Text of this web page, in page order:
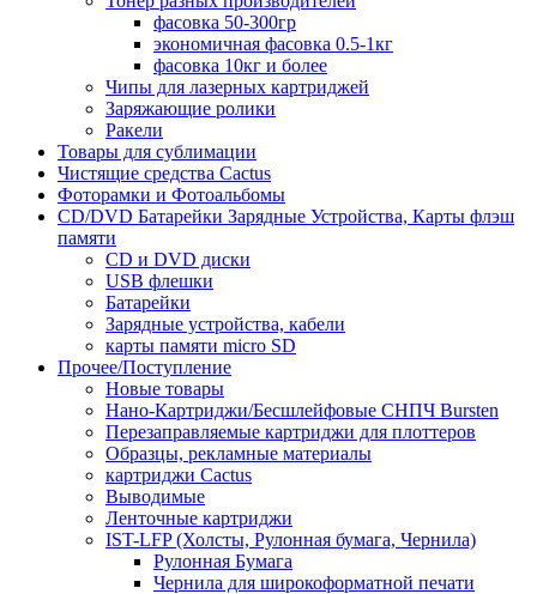
фасовка 50-300гр
экономичная фасовка 0.5-1кг
фасовка 10кг и более
Чипы для лазерных картриджей
Заряжающие ролики
Ракели
Товары для сублимации
Чистящие средства Cactus
Фоторамки и Фотоальбомы
CD/DVD Батарейки Зарядные Устройства, Карты флэш
памяти
CD и DVD диски
USB флешки
Батарейки
Зарядные устройства, кабели
карты памяти micro SD
Прочее/Поступление
Новые товары
Нано-Картриджи/Бесшлейфовые СНПЧ Bursten
Перезаправляемые картриджи для плоттеров
Образцы, рекламные материалы
картриджи Cactus
Выводимые
Ленточные картриджи
IST-LFP (Холсты, Рулонная бумага, Чернила)
Рулонная Бумага
Чернила для широкоформатной печати